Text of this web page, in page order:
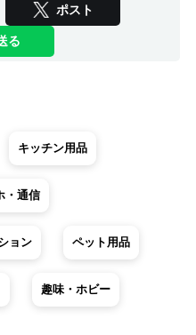
ポスト
る
キッチン用品
・通信
ョン ペット用品
趣味・ホビー